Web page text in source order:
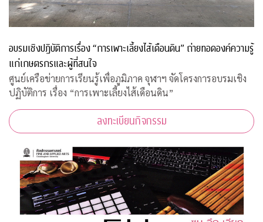
อบรมเชิงปฏิบัติการเรื่อง “การเพาะเลี้ยงไส้เดือนดิน” ถ่ายทอดองค์ความรู้
แก่เกษตรกรและผู้ที่สนใจ
ศูนย์เครือข่ายการเรียนรู้เพื่อภูมิภาค จุฬาฯ จัดโครงการอบรมเชิง
ปฏิบัติการ เรื่อง “การเพาะเลี้ยงไส้เดือนดิน”
ลงทะเบียนกิจกรรม